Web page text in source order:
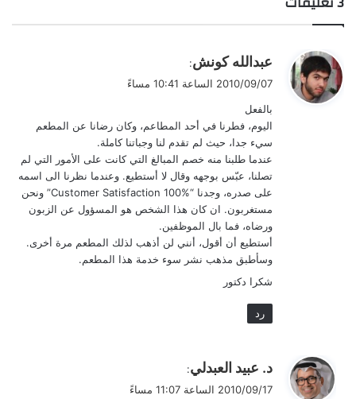
ي
ق
ل
عبدالله كونش:
2010/09/07 الساعة 10:41 مساءً
بالفعل
اليوم، فطرنا في أحد المطاعم، وكان رضانا عن المطعم
سيء جدا، حيث لم تقدم لنا وجباتنا كاملة.
عندما طلبنا منه خصم المبالغ التي كانت على الأمور التي لم
تصلنا، عبّس بوجهه وقال لا أستطيع. وعندما نظرنا الى اسمه
على صدره، وجدنا “Customer Satisfaction 100%” ونحن
مستغربون. ان كان هذا الشخص هو المسؤول عن الزبون
ورضاه، فما بال الموظفين.
أستطيع أن أقول، أنني لن أذهب لذلك المطعم مرة أخرى.
وسأطبق مذهب نشر سوء خدمة هذا المطعم.
شكرا دكتور
رد
ي
ق
د. عبيد العبدلي:
2010/09/17 الساعة 11:07 مساءً